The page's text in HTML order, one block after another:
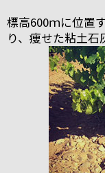
標高600ｍに位置
り、痩せた粘土石